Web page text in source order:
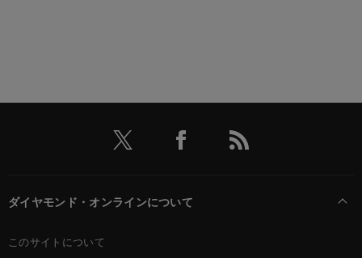
ダイヤモンド・オンラインについて
このサイトについて